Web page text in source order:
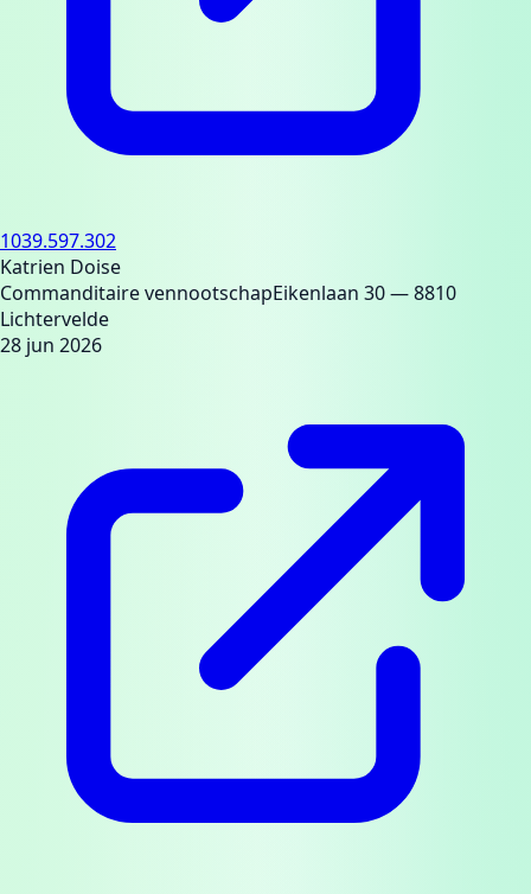
1039.597.302
Katrien Doise
Commanditaire vennootschapEikenlaan 30— 8810
Lichtervelde
28 jun 2026